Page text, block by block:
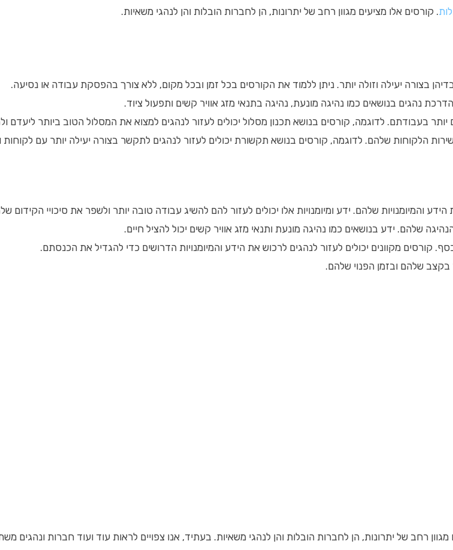
. קורסים אלו מציעים מגוון רחב של יתרונות, הן לחברות הובלות והן לנהגי משאיות.
בצורה יעילה וזולה יותר. ניתן ללמוד את הקורסים בכל זמן ובכל מקום, ללא צורך בהפסקת עבודה או נסיעה.
נהגים בנושאים כמו נהיגה מונעת, נהיגה בתנאי מזג אוויר קשים ותפעול ציוד.
יותר בעבודתם. לדוגמה, קורסים בנושא תכנון מסלול יכולים לעזור לנהגים למצוא את המסלול הטוב ביותר ליעדם
הלקוחות שלהם. לדוגמה, קורסים בנושא תקשורת יכולים לעזור לנהגים לתקשר בצורה יעילה יותר עם לקוחות
והמיומנויות שלהם. ידע ומיומנויות אלו יכולים לעזור להם להשיג עבודה טובה יותר ולשפר את סיכויי הקידום
שלהם. ידע בנושאים כמו נהיגה מונעת ותנאי מזג אוויר קשים יכול להציל חיים.
כסף. קורסים מקוונים יכולים לעזור לנהגים לרכוש את הידע והמיומנויות הדרושים כדי להגדיל את הכנסתם.
בקצב שלהם ובזמן הפנוי שלהם.
מגוון רחב של יתרונות, הן לחברות הובלות והן לנהגי משאיות. בעתיד, אנו צפויים לראות עוד ועוד חברות